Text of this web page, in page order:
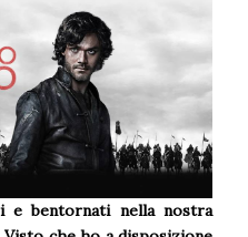
e bentornati nella nostra